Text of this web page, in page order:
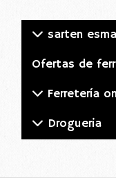
sarten
Ofertas de
Ferretería
Drogueria